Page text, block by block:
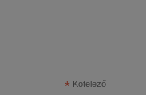
* Kötelező